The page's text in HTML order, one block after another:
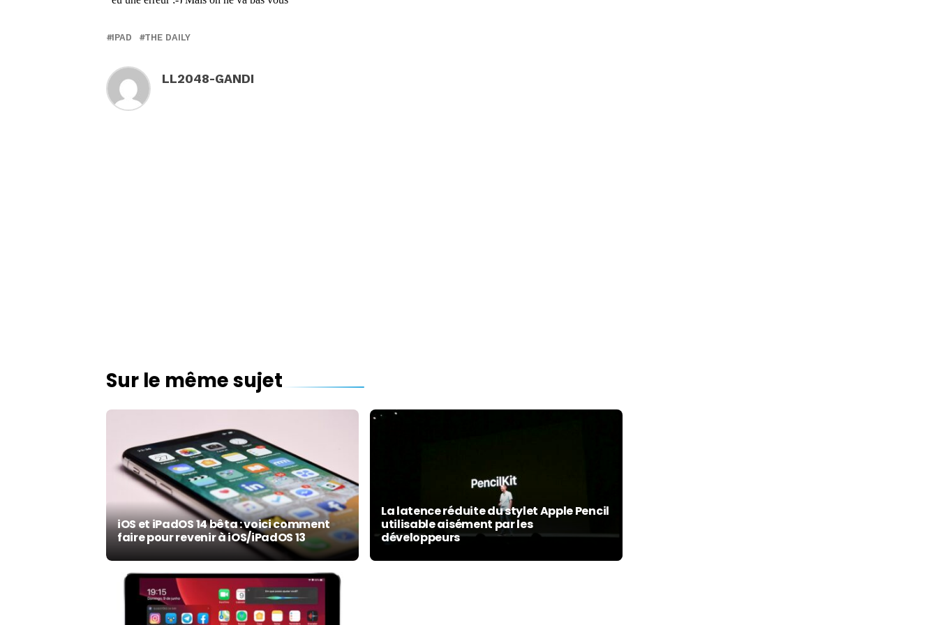
IPAD THE DAILY
LL2048-GANDI
Sur le même sujet
iOS et iPadOS 14 bêta : voici comment
faire pour revenir à iOS/iPadOS 13
La latence réduite du stylet Apple Pencil
utilisable aisément par les
développeurs